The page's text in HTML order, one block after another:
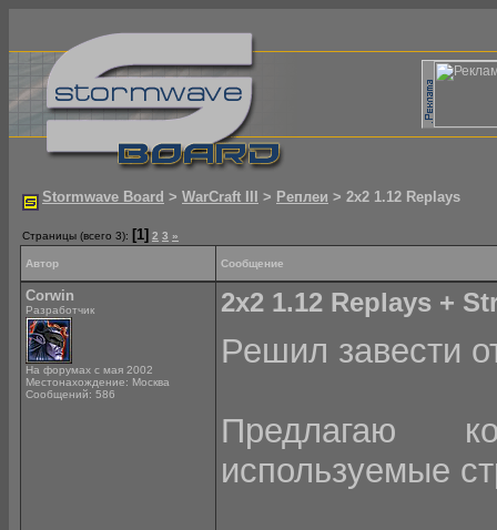
Stormwave Board > WarCraft III > Реплеи > 2x2 1.12 Replays
Страницы (всего 3): [1] 2 3 »
Автор Сообщение
Corwin
Разработчик
На форумах с мая 2002
Местонахождение: Москва
Сообщений: 586
2x2 1.12 Replays +
Решил завести
Предлагаю
используемые